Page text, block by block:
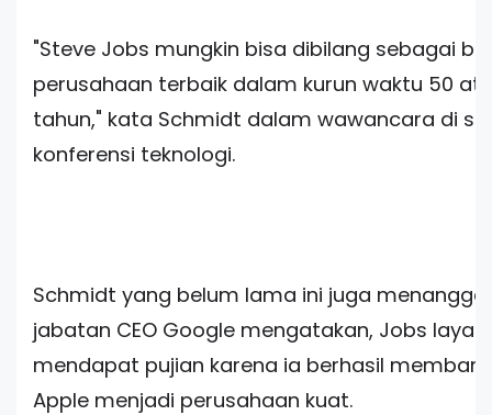
"Steve Jobs mungkin bisa dibilang sebagai
perusahaan terbaik dalam kurun waktu 50
tahun," kata Schmidt dalam wawancara di
konferensi teknologi.
Schmidt yang belum lama ini juga
jabatan CEO Google mengatakan, Jobs layak
mendapat pujian karena ia berhasil
Apple menjadi perusahaan kuat.